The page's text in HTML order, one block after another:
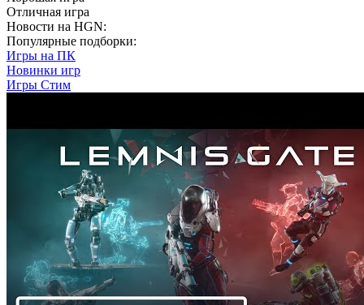
Отличная игра
Новости на HGN:
Популярные подборки:
Игры на ПК
Новинки игр
Игры Стим